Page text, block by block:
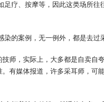
疗、按摩等，因此这类场所往
的案例，无一例外，都是去过
师，实际上，大多都是自卖自
有媒体报道，许多采耳师，可